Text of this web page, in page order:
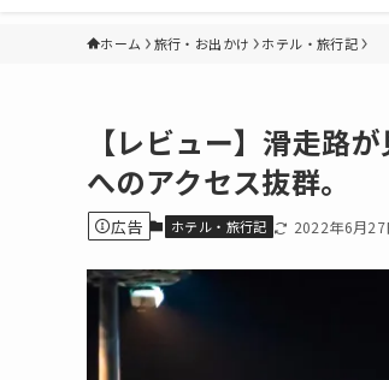
ホーム 旅行・お出かけ ホテル・旅行記
【レビュー】滑走路
へのアクセス抜群。
広告 ホテル・旅行記 2022年6月27